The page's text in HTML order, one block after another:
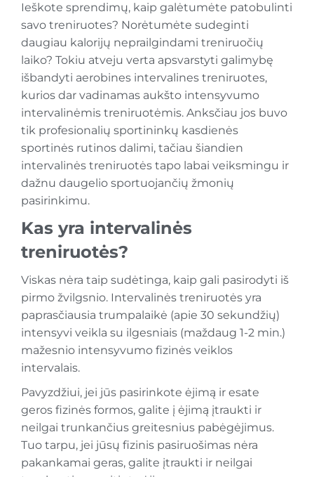
Ieškote sprendimų, kaip galėtumėte patobulinti
savo treniruotes? Norėtumėte sudeginti
daugiau kalorijų neprailgindami treniruočių
laiko? Tokiu atveju verta apsvarstyti galimybę
išbandyti aerobines intervalines treniruotes,
kurios dar vadinamas aukšto intensyvumo
intervalinėmis treniruotėmis. Anksčiau jos buvo
tik profesionalių sportininkų kasdienės
sportinės rutinos dalimi, tačiau šiandien
intervalinės treniruotės tapo labai veiksmingu ir
dažnu daugelio sportuojančių žmonių
pasirinkimu.
Kas yra intervalinės
treniruotės?
Viskas nėra taip sudėtinga, kaip gali pasirodyti iš
pirmo žvilgsnio. Intervalinės treniruotės yra
paprasčiausia trumpalaikė (apie 30 sekundžių)
intensyvi veikla su ilgesniais (maždaug 1-2 min.)
mažesnio intensyvumo fizinės veiklos
intervalais.
Pavyzdžiui, jei jūs pasirinkote ėjimą ir esate
geros fizinės formos, galite į ėjimą įtraukti ir
neilgai trunkančius greitesnius pabėgėjimus.
Tuo tarpu, jei jūsų fizinis pasiruošimas nėra
pakankamai geras, galite įtraukti ir neilgai